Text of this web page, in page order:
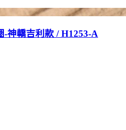
-神轎吉利款 / H1253-A